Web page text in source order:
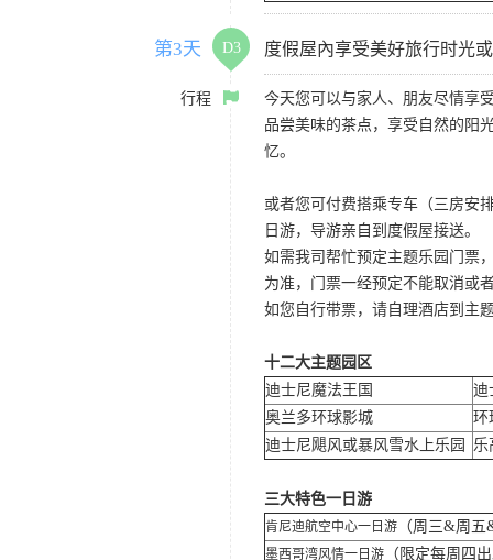
第3天 D3 度假屋內享受美好旅行时光
行程
今天您可以与家人、朋友尽情享
品尝美味的茶点，享受自然的阳
忆。
或者您可付费搭乘专车（三房安
日游，导游亲自到度假屋接送。
如需我司帮忙预定主题乐园门票
为准，门票一经预定不能取消或
如您自行带票，请自理酒店到主
十二大主题园区
迪士尼魔法王国
迪
奥兰多环球影城
环
迪士尼飓风或暴风雪水上乐园
乐
三大特色一日游
肯尼迪航空中心一日游 （周三&周
墨西哥湾风情一日游 （限定每周四